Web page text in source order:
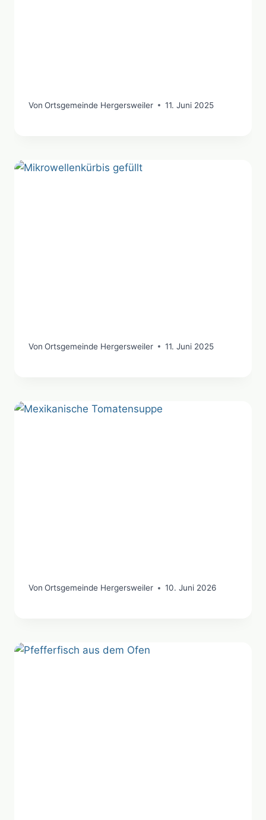
Von Ortsgemeinde Hergersweiler 11. Juni 2025
Von Ortsgemeinde Hergersweiler 11. Juni 2025
Von Ortsgemeinde Hergersweiler 10. Juni 2026